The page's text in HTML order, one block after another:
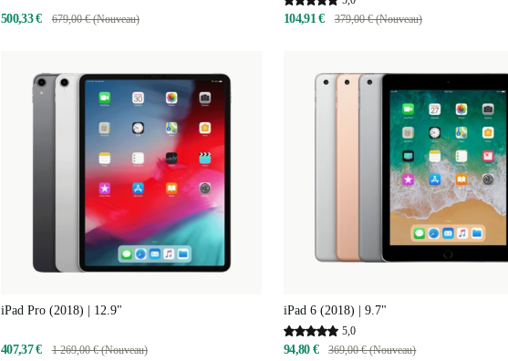
500,33 € 679,00 € (Nouveau) 104,91 € 379,00 € (Nouveau)
iPad Pro (2018) | 12.9"
407,37 € 1 269,00 € (Nouveau)
iPad 6 (2018) | 9.7"
5,0
94,80 € 369,00 € (Nouveau)